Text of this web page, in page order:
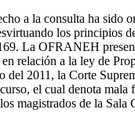
a la consulta ha sido
los principios
La OFRANEH
en relación a la ley de
del 2011, la Corte
el cual denota mala
magistrados de la Sala